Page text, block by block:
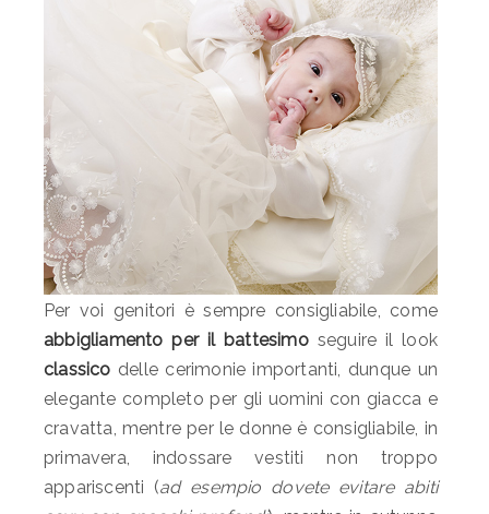
Per voi genitori è sempre consigliabile, come
abbigliamento per il battesimoseguire il look
classico delle cerimonie importanti, dunque un
elegante completo per gli uomini con giacca e
cravatta, mentre per le donne è consigliabile, in
primavera, indossare vestiti non troppo
appariscenti (ad esempio dovete evitare abiti